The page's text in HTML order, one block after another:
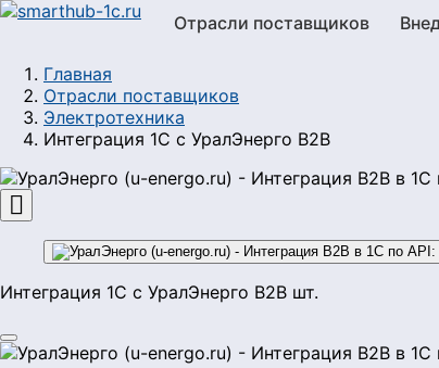
Отрасли поставщиков
Главная
Отрасли поставщиков
Электротехника
Интеграция 1С с УралЭнерго B2B

Интеграция 1С с УралЭнерго B2B шт.